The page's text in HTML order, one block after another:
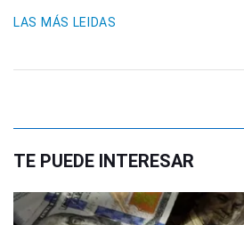
LAS MÁS LEIDAS
TE PUEDE INTERESAR